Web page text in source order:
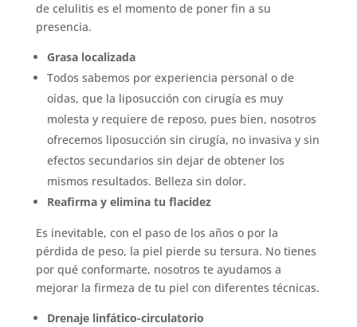
de celulitis es el momento de poner fin a su
presencia.
Grasa localizada
Todos sabemos por experiencia personal o de
oídas, que la liposucción con cirugía es muy
molesta y requiere de reposo, pues bien, nosotros
ofrecemos liposucción sin cirugía, no invasiva y sin
efectos secundarios sin dejar de obtener los
mismos resultados. Belleza sin dolor.
Reafirma y elimina tu flacidez
Es inevitable, con el paso de los años o por la
pérdida de peso, la piel pierde su tersura. No tienes
por qué conformarte, nosotros te ayudamos a
mejorar la firmeza de tu piel con diferentes técnicas.
Drenaje linfático-circulatorio